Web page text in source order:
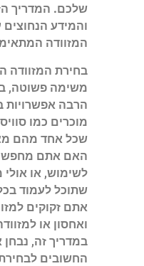
שלכם. המדריך
והמידע
המזוודה
בחירת המזוודה
משימה פשוטה,
הרבה אפשרויות
מוכרים כמו
שכל אחד מהם
האם אתם
לשימוש, או אולי
שתוכל לעמוד
אתם זקוקים
ואחסון או
במדריך זה, נבחן
החשובים